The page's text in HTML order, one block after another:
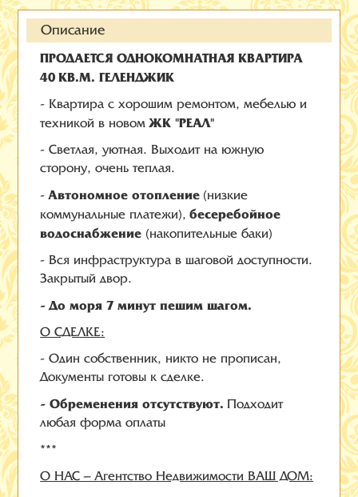
Описание
ПРОДАЕТСЯ ОДНОКОМНАТНАЯ КВАРТИРА
40 КВ.М. ГЕЛЕНДЖИК
- Квартира с хорошим ремонтом, мебелью и
техникой в новомЖК "РЕАЛ"
- Светлая, уютная. Выходит на южную
сторону, очень теплая.
-Автономное отопление (низкие
коммунальные платежи),бесеребойное
водоснабжение (накопительные баки)
- Вся инфраструктура в шаговой доступности.
Закрытый двор.
- До моря 7 минут пешим шагом.
О СДЕЛКЕ:
- Один собственник, никто не прописан,
Документы готовы к сделке.
- Обременения отсутствуют.Подходит
любая форма оплаты
***
О НАС – Агентство Недвижимости ВАШ ДОМ: